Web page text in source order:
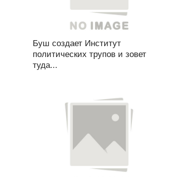
Буш создает Институт
политических трупов и зовет
туда...